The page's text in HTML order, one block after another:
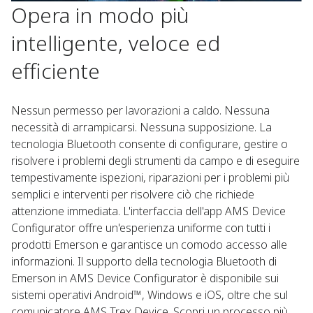
Opera in modo più
intelligente, veloce ed
efficiente
Nessun permesso per lavorazioni a caldo. Nessuna
necessità di arrampicarsi. Nessuna supposizione. La
tecnologia Bluetooth consente di configurare, gestire o
risolvere i problemi degli strumenti da campo e di eseguire
tempestivamente ispezioni, riparazioni per i problemi più
semplici e interventi per risolvere ciò che richiede
attenzione immediata. L'interfaccia dell'app AMS Device
Configurator offre un'esperienza uniforme con tutti i
prodotti Emerson e garantisce un comodo accesso alle
informazioni. Il supporto della tecnologia Bluetooth di
Emerson in AMS Device Configurator è disponibile sui
sistemi operativi Android™, Windows e iOS, oltre che sul